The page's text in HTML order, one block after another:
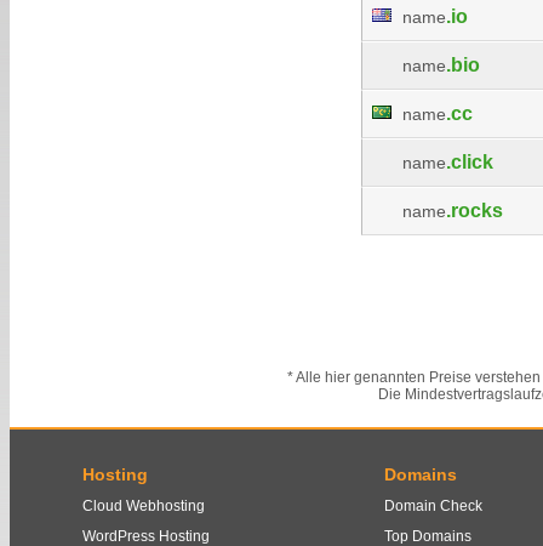
name.io
name.bio
name.cc
name.click
name.rocks
* Alle hier genannten Preise
Die
Hosting
Cloud Webhosting
WordPress Hosting
Domains
Domain Check
Top Domains